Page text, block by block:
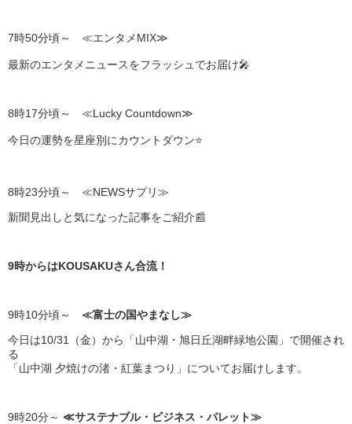
7時50分頃～ ≪エンタメMIX≫
最新のエンタメニュースをフラッシュでお届け🎤
8時17分頃～ ≪Lucky Countdown≫
今日の運勢を星座別にカウントダウン⭐
8時23分頃～ ≪NEWSサプリ≫
新聞見出しと気になった記事をご紹介📰
9時からはKOUSAKUさん合流！
9時10分頃～ ≪富士の国やまなし≫
今日は10/31（金）から「山中湖・旭日丘湖畔緑地公園」で開催され
る
「山中湖 夕焼けの渚・紅葉まつり」についてお届けします。
9時20分～ ≪サステナブル・ビジネス・パレット≫